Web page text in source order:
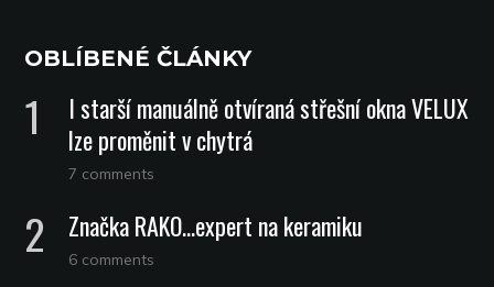
OBLÍBENÉ ČLÁNKY
I starší manuálně otvíraná střešní okna VELUX
lze proměnit v chytrá
7 comments
Značka RAKO…expert na keramiku
6 comments